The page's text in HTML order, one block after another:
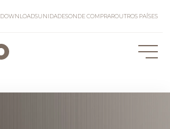
DOWNLOADSUNIDADESONDE COMPRAROUTROS PAÍSES